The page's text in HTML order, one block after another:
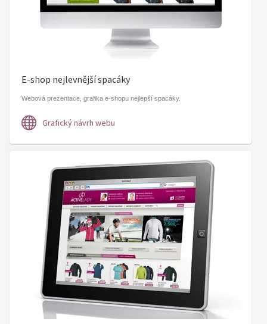
E-shop nejlevnější spacáky
Webová prezentace, grafika e-shopu nejlepší spacáky.
Grafický návrh webu